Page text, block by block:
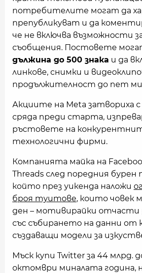
потребителите могат да
препубликуват и да
че не включва възможности
съобщения. Постовете
дължина до 500 знака и да
линкове, снимки и
продължителност до пет
Акциите на Meta затвориха с
сряда преди старта,
ръстовете на
технологични фирми.
Компанията майка на
Threads след поредния бурен
който през уикенда наложи
броя туитове, които човек
ден – мотивирайки
със събирането на данни от
създаващи модели за
Мъск купи Twitter за 44 млрд.
октомври миналата година,